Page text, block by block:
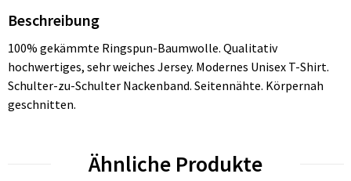
Beschreibung
100% gekämmte Ringspun-Baumwolle. Qualitativ
hochwertiges, sehr weiches Jersey. Modernes Unisex T-Shirt.
Schulter-zu-Schulter Nackenband. Seitennähte. Körpernah
geschnitten.
Ähnliche Produkte